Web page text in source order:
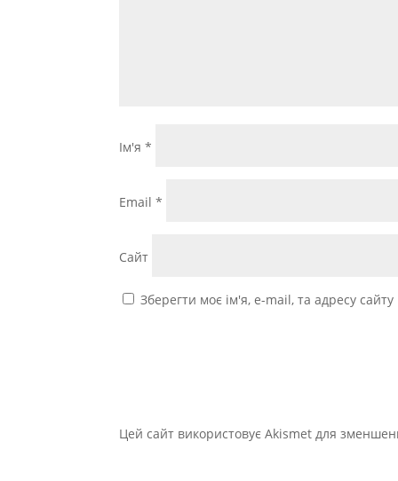
Ім'я*
Email*
Сайт
Зберегти моє ім'я, e-mail, та адресу
Цей сайт використовує Akismet для